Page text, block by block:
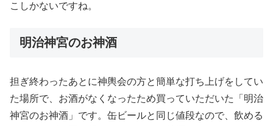
こしかないですね。
明治神宮のお神酒
担ぎ終わったあとに神輿会の方と簡単な打ち上げをしてい
た場所で、お酒がなくなったため買っていただいた「明治
神宮のお神酒」です。缶ビールと同じ値段なので、飲める